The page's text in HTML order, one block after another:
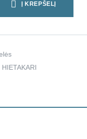
Į KREPŠELĮ
HIETAKARI